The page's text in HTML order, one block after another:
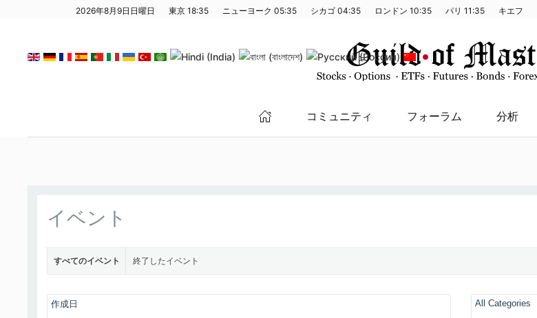
2026年8月9日日曜日 東京 18:35 ニューヨーク 05:35 シカゴ 04:35 ロンドン 10:35 パリ 11:35 キエフ
コミュニティ フォーラム 分析
イベント
すべてのイベント 終了したイベント